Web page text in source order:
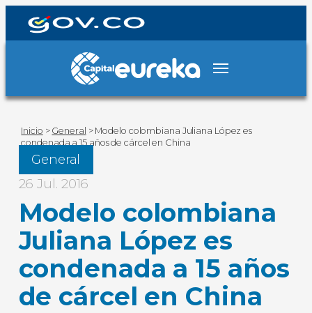
Inicio > General > Modelo colombiana Juliana López es
condenada a 15 años de cárcel en China
General
26 Jul. 2016
Modelo colombiana
Juliana López es
condenada a 15 años
de cárcel en China